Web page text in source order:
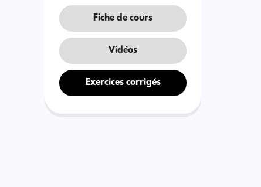
Fiche de cours
Vidéos
Exercices corrigés